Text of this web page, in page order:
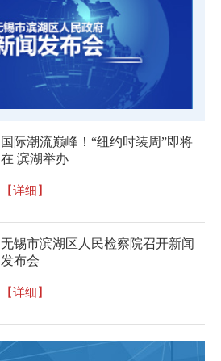
国际潮流巅峰！“纽约时装周”即将
在 滨湖举办
【详细】
无锡市滨湖区人民检察院召开新闻
发布会
【详细】